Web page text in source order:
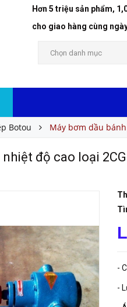
Hơn 5 triệu sản phẩm,
cho giao hàng cùng
Chọn danh mục
Botou Máy bơm dầu
độ cao loại
-
-
độ cao loại 2CG-1.5/0.6